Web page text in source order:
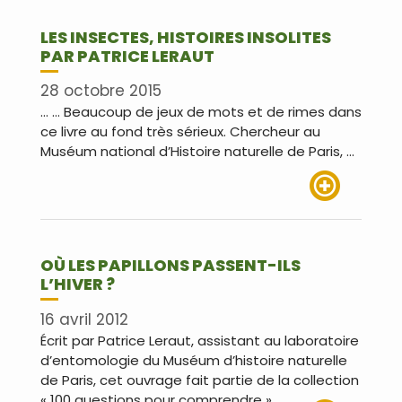
LES INSECTES, HISTOIRES INSOLITES
PAR PATRICE LERAUT
28 octobre 2015
… … Beaucoup de jeux de mots et de rimes dans
ce livre au fond très sérieux. Chercheur au
Muséum national d’Histoire naturelle de Paris, …
OÙ LES PAPILLONS PASSENT-ILS
L’HIVER ?
16 avril 2012
Écrit par Patrice Leraut, assistant au laboratoire
d’entomologie du Muséum d’histoire naturelle
de Paris, cet ouvrage fait partie de la collection